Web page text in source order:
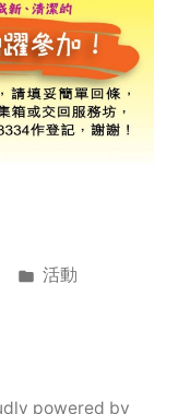
Posted
活動
powered by